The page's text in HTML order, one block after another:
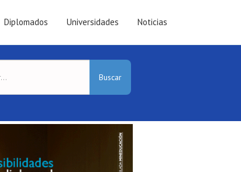
Diplomados Universidades Noticias
Buscar